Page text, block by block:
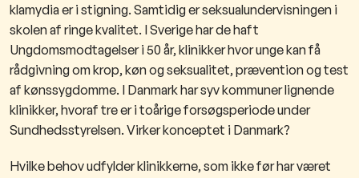
klamydia er i stigning. Samtidig er seksualundervisningen i
skolen af ringe kvalitet. I Sverige har de haft
Ungdomsmodtagelser i 50 år, klinikker hvor unge kan få
rådgivning om krop, køn og seksualitet, prævention og test
af kønssygdomme. I Danmark har syv kommuner lignende
klinikker, hvoraf tre er i toårige forsøgsperiode under
Sundhedsstyrelsen. Virker konceptet i Danmark?
Hvilke behov udfylder klinikkerne, som ikke før har været